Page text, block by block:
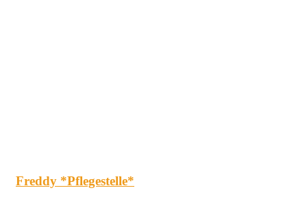
Freddy *Pflegestelle*